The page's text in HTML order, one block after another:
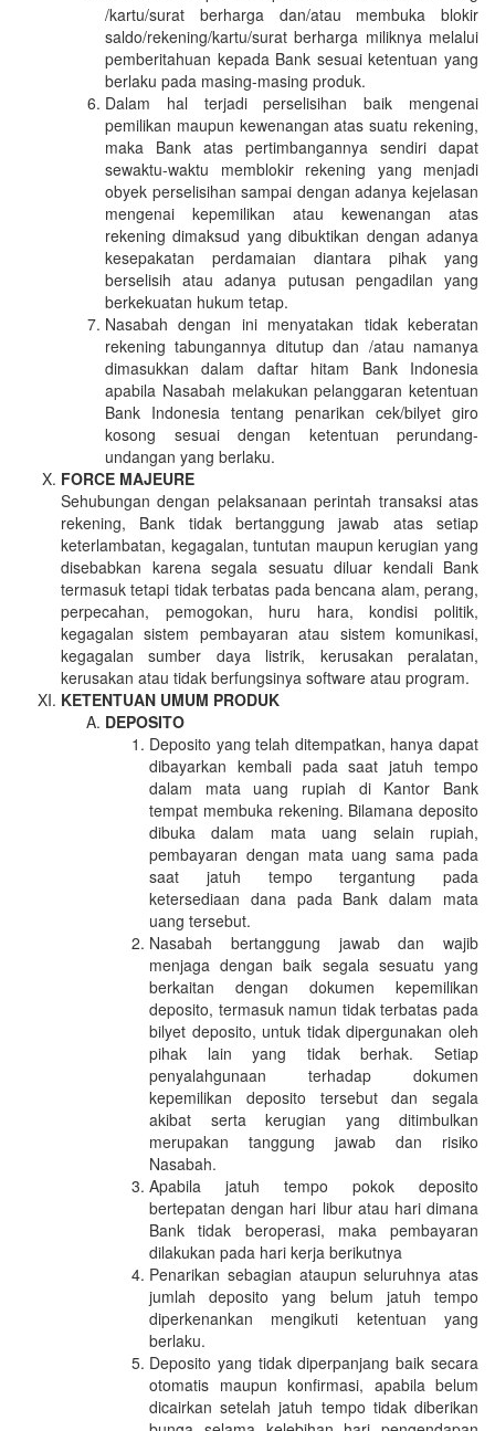
/kartu/surat berharga dan/atau membuka blokir
saldo/rekening/kartu/surat berharga miliknya melalui
pemberitahuan kepada Bank sesuai ketentuan yang
berlaku pada masing-masing produk.
Dalam hal terjadi perselisihan baik mengenai
pemilikan maupun kewenangan atas suatu rekening,
maka Bank atas pertimbangannya sendiri dapat
sewaktu-waktu memblokir rekening yang menjadi
obyek perselisihan sampai dengan adanya kejelasan
mengenai kepemilikan atau kewenangan atas
rekening dimaksud yang dibuktikan dengan adanya
kesepakatan perdamaian diantara pihak yang
berselisih atau adanya putusan pengadilan yang
berkekuatan hukum tetap.
Nasabah dengan ini menyatakan tidak keberatan
rekening tabungannya ditutup dan /atau namanya
dimasukkan dalam daftar hitam Bank Indonesia
apabila Nasabah melakukan pelanggaran ketentuan
Bank Indonesia tentang penarikan cek/bilyet giro
kosong sesuai dengan ketentuan perundang-
undangan yang berlaku.
FORCE MAJEURE
Sehubungan dengan pelaksanaan perintah transaksi atas
rekening, Bank tidak bertanggung jawab atas setiap
keterlambatan, kegagalan, tuntutan maupun kerugian yang
disebabkan karena segala sesuatu diluar kendali Bank
termasuk tetapi tidak terbatas pada bencana alam, perang,
perpecahan, pemogokan, huru hara, kondisi politik,
kegagalan sistem pembayaran atau sistem komunikasi,
kegagalan sumber daya listrik, kerusakan peralatan,
kerusakan atau tidak berfungsinya software atau program.
KETENTUAN UMUM PRODUK
DEPOSITO
Deposito yang telah ditempatkan, hanya dapat
dibayarkan kembali pada saat jatuh tempo
dalam mata uang rupiah di Kantor Bank
tempat membuka rekening. Bilamana deposito
dibuka dalam mata uang selain rupiah,
pembayaran dengan mata uang sama pada
saat jatuh tempo tergantung pada
ketersediaan dana pada Bank dalam mata
uang tersebut.
Nasabah bertanggung jawab dan wajib
menjaga dengan baik segala sesuatu yang
berkaitan dengan dokumen kepemilikan
deposito, termasuk namun tidak terbatas pada
bilyet deposito, untuk tidak dipergunakan oleh
pihak lain yang tidak berhak. Setiap
penyalahgunaan terhadap dokumen
kepemilikan deposito tersebut dan segala
akibat serta kerugian yang ditimbulkan
merupakan tanggung jawab dan risiko
Nasabah.
Apabila jatuh tempo pokok deposito
bertepatan dengan hari libur atau hari dimana
Bank tidak beroperasi, maka pembayaran
dilakukan pada hari kerja berikutnya
Penarikan sebagian ataupun seluruhnya atas
jumlah deposito yang belum jatuh tempo
diperkenankan mengikuti ketentuan yang
berlaku.
Deposito yang tidak diperpanjang baik secara
otomatis maupun konfirmasi, apabila belum
dicairkan setelah jatuh tempo tidak diberikan